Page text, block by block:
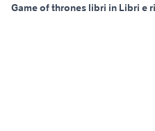
Game of thrones libri in Libri e